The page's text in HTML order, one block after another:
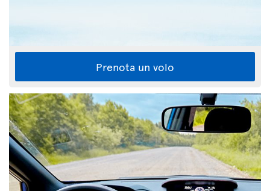
Prenota un volo